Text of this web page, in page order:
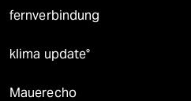
fernverbindung
klima update°
Mauerecho